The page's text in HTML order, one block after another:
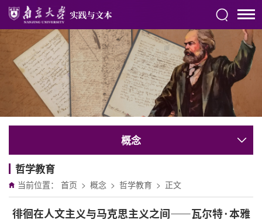
概念
哲学教育
当前位置： 首页 > 概念 > 哲学教育 > 正文
徘徊在人文主义与马克思主义之间——瓦尔特·本雅